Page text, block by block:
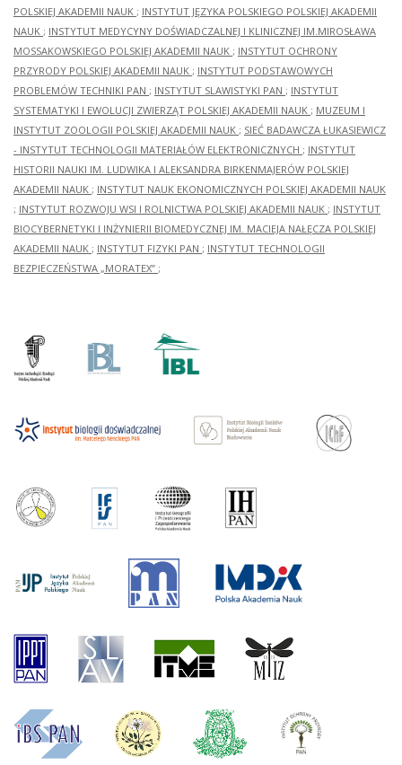
POLSKIEJ AKADEMII NAUK ; INSTYTUT JĘZYKA POLSKIEGO POLSKIEJ AKADEMII
NAUK ; INSTYTUT MEDYCYNY DOŚWIADCZALNEJ I KLINICZNEJ IM.MIROSŁAWA
MOSSAKOWSKIEGO POLSKIEJ AKADEMII NAUK ; INSTYTUT OCHRONY
PRZYRODY POLSKIEJ AKADEMII NAUK ; INSTYTUT PODSTAWOWYCH
PROBLEMÓW TECHNIKI PAN ; INSTYTUT SLAWISTYKI PAN ; INSTYTUT
SYSTEMATYKI I EWOLUCJI ZWIERZĄT POLSKIEJ AKADEMII NAUK ; MUZEUM I
INSTYTUT ZOOLOGII POLSKIEJ AKADEMII NAUK ; SIEĆ BADAWCZA ŁUKASIEWICZ
- INSTYTUT TECHNOLOGII MATERIAŁÓW ELEKTRONICZNYCH ; INSTYTUT
HISTORII NAUKI IM. LUDWIKA I ALEKSANDRA BIRKENMAJERÓW POLSKIEJ
AKADEMII NAUK ; INSTYTUT NAUK EKONOMICZNYCH POLSKIEJ AKADEMII NAUK
; INSTYTUT ROZWOJU WSI I ROLNICTWA POLSKIEJ AKADEMII NAUK ; INSTYTUT
BIOCYBERNETYKI I INŻYNIERII BIOMEDYCZNEJ IM. MACIEJA NAŁĘCZA POLSKIEJ
AKADEMII NAUK ; INSTYTUT FIZYKI PAN ; INSTYTUT TECHNOLOGII
BEZPIECZEŃSTWA „MORATEX” ;